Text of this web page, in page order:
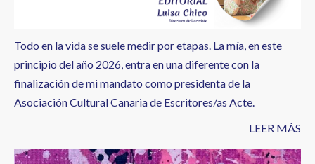
Todo en la vida se suele medir por etapas. La mía, en este
principio del año 2026, entra en una diferente con la
finalización de mi mandato como presidenta de la
Asociación Cultural Canaria de Escritores/as Acte.
LEER MÁS